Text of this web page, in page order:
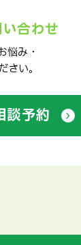
合わせ
悩み・
さい。
談予約